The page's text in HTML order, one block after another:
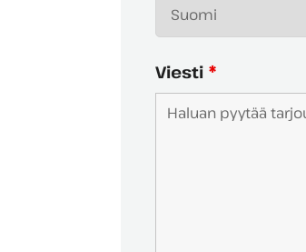
Viesti *